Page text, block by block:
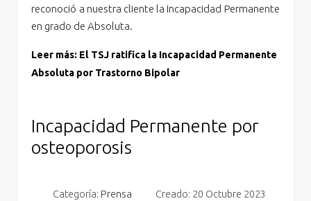
reconoció a nuestra cliente la Incapacidad Permanente
en grado de Absoluta.
Leer más: El TSJ ratifica la Incapacidad Permanente
Absoluta por Trastorno Bipolar
Incapacidad Permanente por
osteoporosis
Categoría: Prensa Creado: 20 Octubre 2023